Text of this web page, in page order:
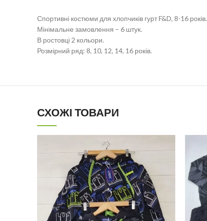
Спортивні костюми для хлопчиків гурт F&D, 8-16 років.
Мінімальне замовлення – 6 штук.
В ростовці 2 кольори.
Розмірний ряд: 8, 10, 12, 14, 16 років.
СХОЖІ ТОВАРИ